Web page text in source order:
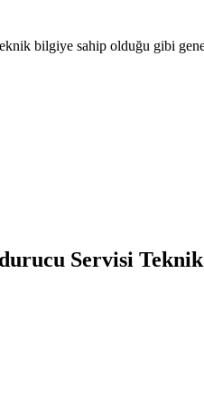
bilgiye sahip olduğu gibi
Servisi